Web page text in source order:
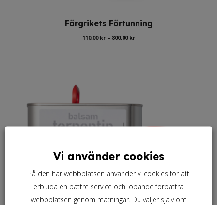
Färgrikets Förtunning
110,00 kr – 800,00 krPrisintervall:
Vi använder cookies
På den här webbplatsen använder vi cookies för att
erbjuda en bättre service och löpande förbättra
webbplatsen genom mätningar. Du väljer själv om